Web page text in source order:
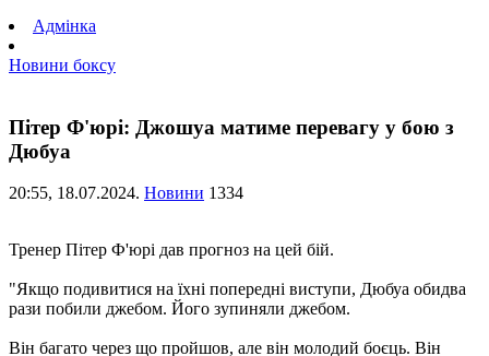
Адмінка
Новини боксу
Пітер Ф'юрі: Джошуа матиме перевагу у бою з
Дюбуа
20:55, 18.07.2024. Новини 1334
Тренер Пітер Ф'юрі дав прогноз на цей бій.
"Якщо подивитися на їхні попередні виступи, Дюбуа обидва
рази побили джебом. Його зупиняли джебом.
Він багато через що пройшов, але він молодий боєць. Він